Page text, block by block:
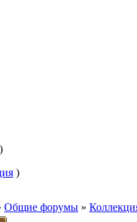
)
Общие форумы »